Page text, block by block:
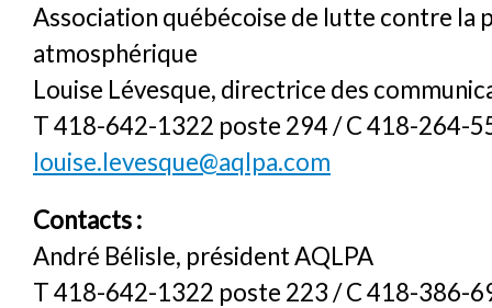
Association québécoise de lutte contre la
atmosphérique
Louise Lévesque, directrice des
T 418-642-1322 poste 294 / C 418-264-
louise.levesque@aqlpa.com
Contacts :
André Bélisle, président AQLPA
T 418-642-1322 poste 223 / C 418-386-